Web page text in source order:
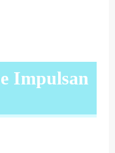
Impulsan